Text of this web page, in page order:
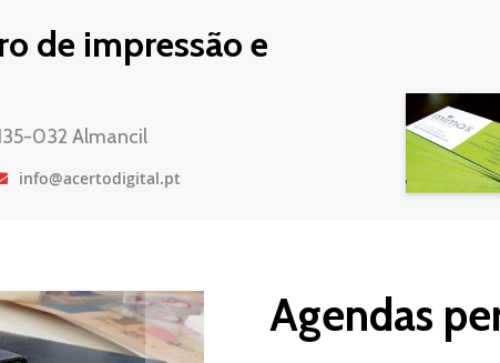
de impressão e
032 Almancil
info@acertodigital.pt
Agendas